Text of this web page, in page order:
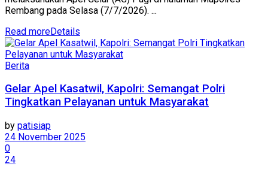
Rembang pada Selasa (7/7/2026). ...
Read moreDetails
Berita
Gelar Apel Kasatwil, Kapolri: Semangat Polri
Tingkatkan Pelayanan untuk Masyarakat
by patisiap
24 November 2025
0
24